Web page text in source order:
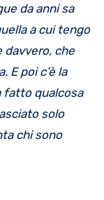
da anni sa
a cui tengo
davvero, che
E poi c’è la
fatto qualcosa
solo
chi sono